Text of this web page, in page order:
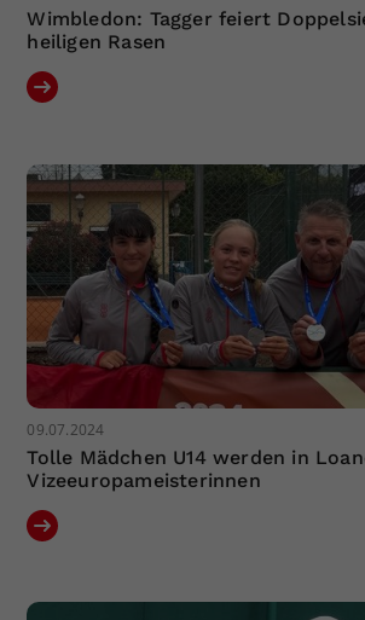
Wimbledon: Tagger feiert
heiligen Rasen
09.07.2024
Tolle Mädchen U14 werden in
Vizeeuropameisterinnen